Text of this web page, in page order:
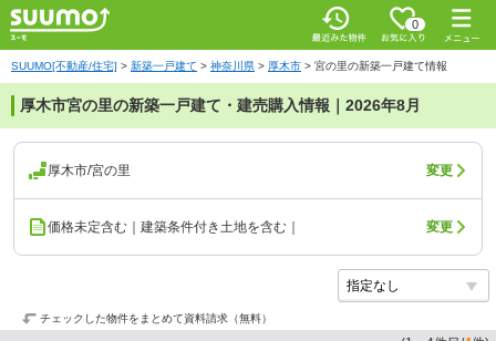
0
SUUMO[不動産/住宅] > 新築一戸建て > 神奈川県 > 厚木市 > 宮の里の新築一戸建て情報
厚木市宮の里の新築一戸建て・建売購入情報｜2026年8月
厚木市/宮の里 変更
価格未定含む｜建築条件付き土地を含む｜ 変更
チェックした物件をまとめて資料請求（無料）